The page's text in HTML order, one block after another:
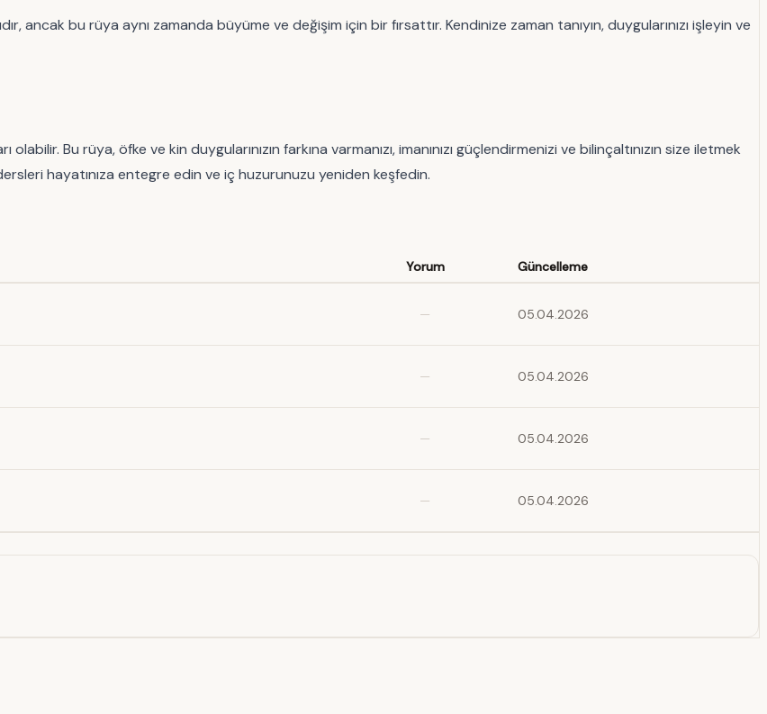
ancak bu rüya aynı zamanda büyüme ve değişim için bir fırsattır. Kendinize zaman tanıyın, duygularınızı işleyin ve
Bu rüya, öfke ve kin duygularınızın farkına varmanızı, imanınızı güçlendirmenizi ve bilinçaltınızın size iletmek
hayatınıza entegre edin ve iç huzurunuzu yeniden keşfedin.
Yorum Güncelleme
— 05.04.2026
— 05.04.2026
— 05.04.2026
— 05.04.2026